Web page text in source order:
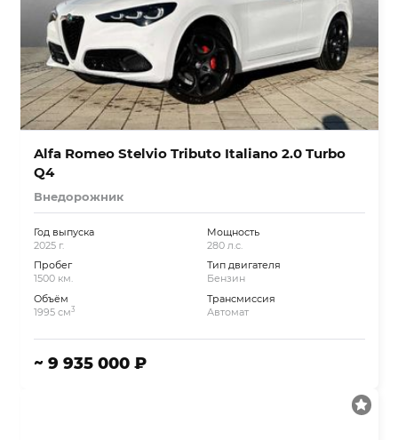
Alfa Romeo Stelvio Tributo Italiano 2.0 Turbo
Q4
Внедорожник
Год выпуска
2025 г.
Пробег
1500 км.
Объём
1995 см3
Мощность
280 л.с.
Тип двигателя
Бензин
Трансмиссия
Автомат
~ 9 935 000 ₽